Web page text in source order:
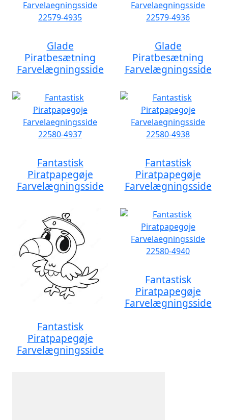
Glade
Piratbesætning
Farvelægningsside
Glade
Piratbesætning
Farvelægningsside
Fantastisk
Piratpapegøje
Farvelægningsside
Fantastisk
Piratpapegøje
Farvelægningsside
Fantastisk
Piratpapegøje
Farvelægningsside
Fantastisk
Piratpapegøje
Farvelægningsside